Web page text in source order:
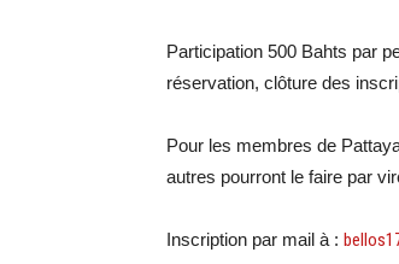
Participation 500 Bahts par
réservation, clôture des
Pour les membres de
autres pourront le faire par
Inscription par mail à :